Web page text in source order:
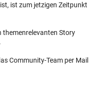
ist zum jetzigen Zeitpunkt
themenrelevanten Story
.
Community-Team per Mail